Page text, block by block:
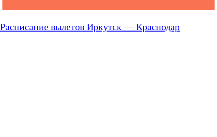
Расписание вылетов Иркутск — Краснодар